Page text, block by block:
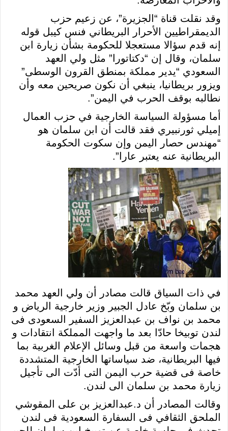
وقد نقلت قناة “الجزيرة”، عن زعيم حزب
الديمقراطيين الأحرار البريطاني فنس كيبل قوله
إنه قدم سؤالا مستعجلا للحكومة بشأن زيارة ابن
سلمان، وقال إن “دكتاتورا” مثل ولي العهد
السعودي “يدير مملكة بمنطق القرون الوسطى”
ويزور بريطانيا، ينبغي أن نكون صريحين معه وأن
نطالبه بوقف الحرب في اليمن”.
أما مسؤولة السياسة الخارجية في حزب العمال
إميلي ثورنبيري فقد قالت أن ابن سلمان هو
“مهندس حصار اليمن وإن سكوت الحكومة
البريطانية عنه يعتبر عارا”.
في ذات السياق قالت مصادر أن ولي العهد محمد
بن سلمان وبّخ عادل الجبير وزير خارجية الرياض و
محمد بن نواف بن عبدالعزيز السفير السعودى فى
لندن توبيخا حادّا بعد ما واجهت المملكة انتقادات و
هجمات واسعة من قبل وسائل الإعلام الغربية بما
فيها البريطانية، ضد سياساتها الخارجية المتشددة
خاصة فى قضية حرب اليمن التى أدّت الى تأجيل
زيارة محمد بن سلمان الى لندن.
وقالت المصادر أن د.عبدالعزيز بن على المقوشي
الملحق الثقافي فى السفارة السعودية فى لندن